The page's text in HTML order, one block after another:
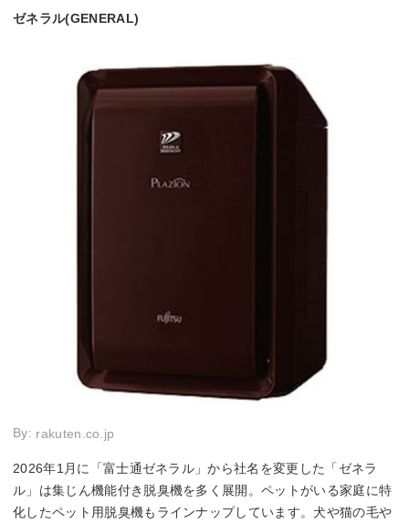
ゼネラル(GENERAL)
By: rakuten.co.jp
2026年1月に「富士通ゼネラル」から社名を変更した「ゼネラ
ル」は集じん機能付き脱臭機を多く展開。ペットがいる家庭に特
化したペット用脱臭機もラインナップしています。犬や猫の毛や